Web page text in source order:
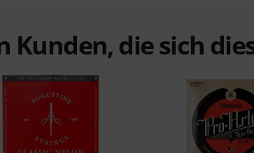
Kunden, die sich